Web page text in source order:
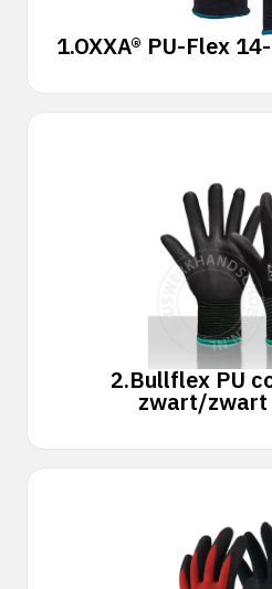
1.OXXA® PU-Flex
2.Bullflex PU
zwart/zwart